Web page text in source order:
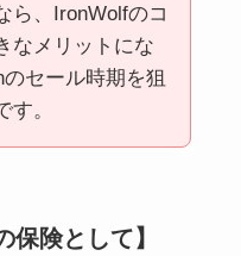
ら、IronWolfのコ
なメリットにな
セール時期を狙
す。
険として】